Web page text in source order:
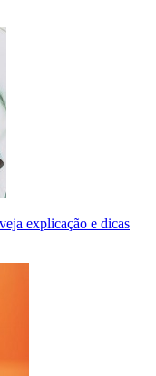
explicação e dicas